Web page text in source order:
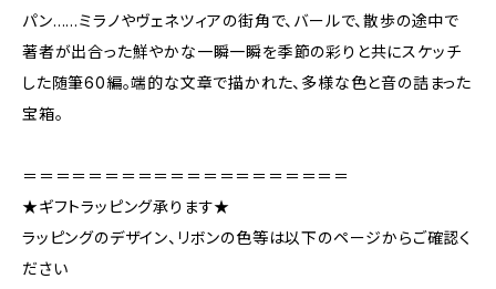
パン……ミラノやヴェネツィアの街角で、バールで、散歩の途中で
著者が出合った鮮やかな一瞬一瞬を季節の彩りと共にスケッチ
した随筆60編。端的な文章で描かれた、多様な色と音の詰まった
宝箱。
＝＝＝＝＝＝＝＝＝＝＝＝＝＝＝＝＝＝＝＝
★ギフトラッピング承ります★
ラッピングのデザイン、リボンの色等は以下のページからご確認く
ださい